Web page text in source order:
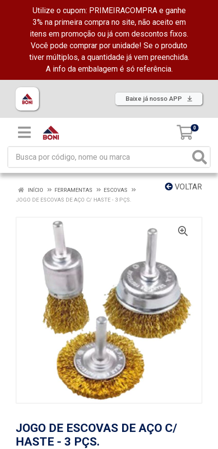
Utilize o cupom: PRIMEIRACOMPRA e ganhe
3% na primeira compra no site, não aceito em
itens em promoção ou já com descontos fixos.
Você pode comprar por unidade! Se o produto
tiver múltiplos, a quantidade já vem preenchida.
A info da embalagem é só referência.
Baixe já nosso APP
0
VOLTAR
INÍCIO FERRAMENTAS
ESCOVAS
JOGO DE ESCOVAS DE AÇO C/ HASTE - 3 PÇS.
JOGO DE ESCOVAS DE AÇO C/
HASTE - 3 PÇS.